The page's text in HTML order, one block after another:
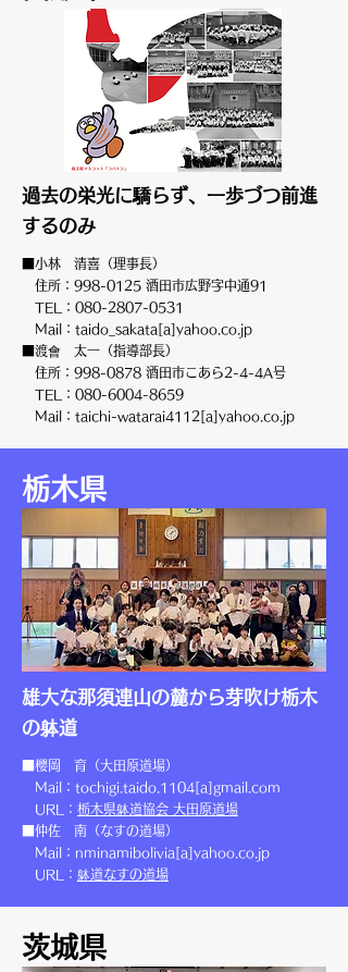
過去の栄光に驕らず、一歩づつ前進
するのみ
■小林 清喜（理事長）
住所：998-0125 酒田市広野字中通91
TEL：080-2807-0531
Mail：taido_sakata[a]yahoo.co.jp
■渡會 太一（指導部長）
住所：998-0878 酒田市こあら2-4-4A号
TEL：080-6004-8659
Mail：taichi-watarai4112[a]yahoo.co.jp
栃木県
雄大な那須連山の麓から芽吹け栃木
の躰道
■櫻岡 育（大田原道場）
Mail：tochigi.taido.1104[a]gmail.com
URL： 栃木県躰道協会 大田原道場
■仲佐 南（なすの道場）
Mail：nminamibolivia[a]yahoo.co.jp
URL： 躰道なすの道場
茨城県